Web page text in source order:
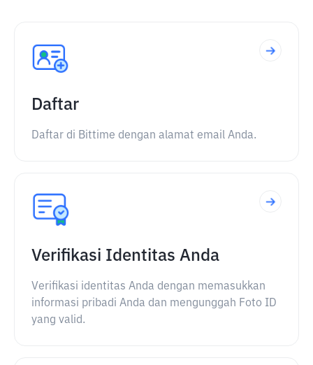
Daftar
Daftar di Bittime dengan alamat email Anda.
Verifikasi Identitas Anda
Verifikasi identitas Anda dengan memasukkan
informasi pribadi Anda dan mengunggah Foto ID
yang valid.